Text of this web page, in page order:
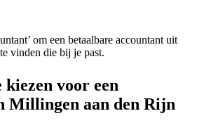
om een betaalbare accountant uit
vinden die bij je past.
kiezen voor een
Millingen aan den Rijn